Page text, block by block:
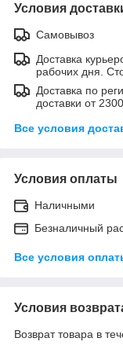
Условия
Самовывоз
Доставка
рабочих дня.
Доставка по
доставки от
Все условия
Условия оплаты
Наличными
Безналичный
Все условия
Условия
Возврат товара в